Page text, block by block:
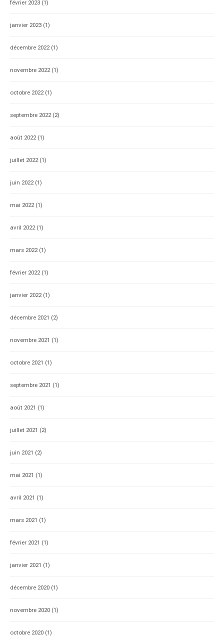
février 2023 (1)
janvier 2023 (1)
décembre 2022(1)
novembre 2022(1)
octobre 2022(1)
septembre 2022(2)
août 2022(1)
juillet 2022(1)
juin 2022(1)
mai 2022(1)
avril 2022(1)
mars 2022(1)
février 2022(1)
janvier 2022(1)
décembre 2021 (2)
novembre 2021 (1)
octobre 2021 (1)
septembre 2021 (1)
août 2021 (1)
juillet 2021 (2)
juin 2021 (2)
mai 2021 (1)
avril 2021 (1)
mars 2021 (1)
février 2021 (1)
janvier 2021 (1)
décembre 2020 (1)
novembre 2020 (1)
octobre 2020 (1)